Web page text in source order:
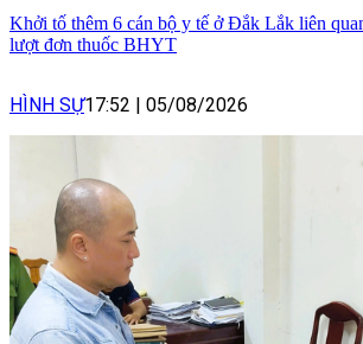
Khởi tố thêm 6 cán bộ y tế ở Đắk Lắk liên
lượt đơn thuốc BHYT
HÌNH SỰ17:52 05/08/2026